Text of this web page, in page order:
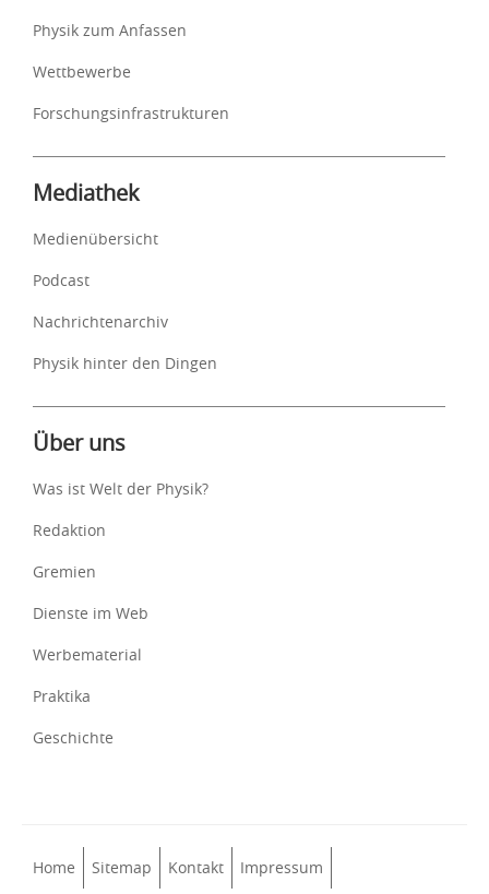
Physik zum Anfassen
Wettbewerbe
Forschungsinfrastrukturen
Mediathek
Medienübersicht
Podcast
Nachrichtenarchiv
Physik hinter den Dingen
Über uns
Was ist Welt der Physik?
Redaktion
Gremien
Dienste im Web
Werbematerial
Praktika
Geschichte
Home Sitemap Kontakt Impressum